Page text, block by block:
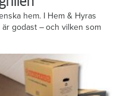
hem. I Hem & Hyras
godast – och vilken som